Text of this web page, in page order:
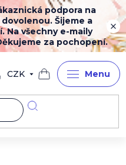
podpora na
Šijeme a
Na všechny e-maily
za pochopení.
CZK
Nákupní
košík